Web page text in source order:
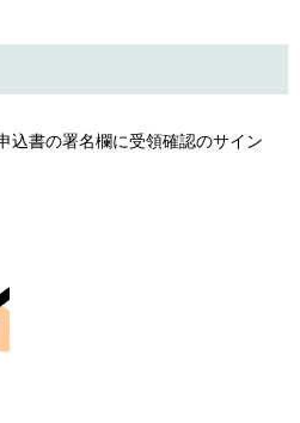
込書の署名欄に受領確認のサイン